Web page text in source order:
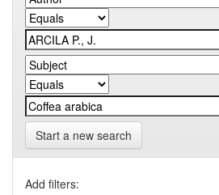
Start a new search
Add filters: